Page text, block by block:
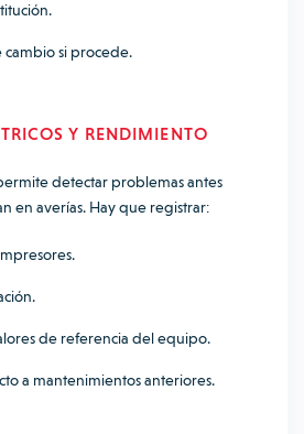
cambio si procede.
Y RENDIMIENTO
detectar problemas antes
en averías. Hay que registrar:
de referencia del equipo.
a mantenimientos anteriores.